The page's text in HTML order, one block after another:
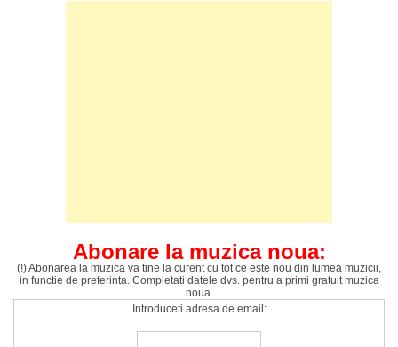
Abonare la muzica noua:
(!) Abonarea la muzica va tine la curent cu tot ce este nou din lumea muzicii,
in functie de preferinta. Completati datele dvs. pentru a primi gratuit muzica
noua.
Introduceti adresa de email: